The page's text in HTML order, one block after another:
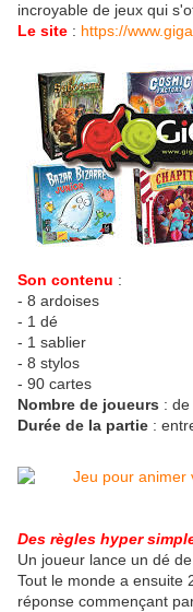
incroyable de jeux qui
Le site : https://
Son contenu :
- 8 ardoises
- 1 dé
- 1 sablier
- 8 stylos
- 90 cartes
Nombre de joueurs : de
Durée de la partie :
Des règles hyper
Un joueur lance un dé
Tout le monde a ensuite
réponse commençant